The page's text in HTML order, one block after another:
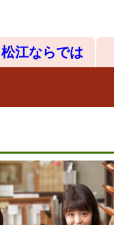
松江ならでは